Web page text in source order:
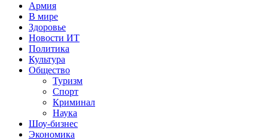
Армия
В мире
Здоровье
Новости ИТ
Политика
Культура
Общество
Туризм
Спорт
Криминал
Наука
Шоу-бизнес
Экономика